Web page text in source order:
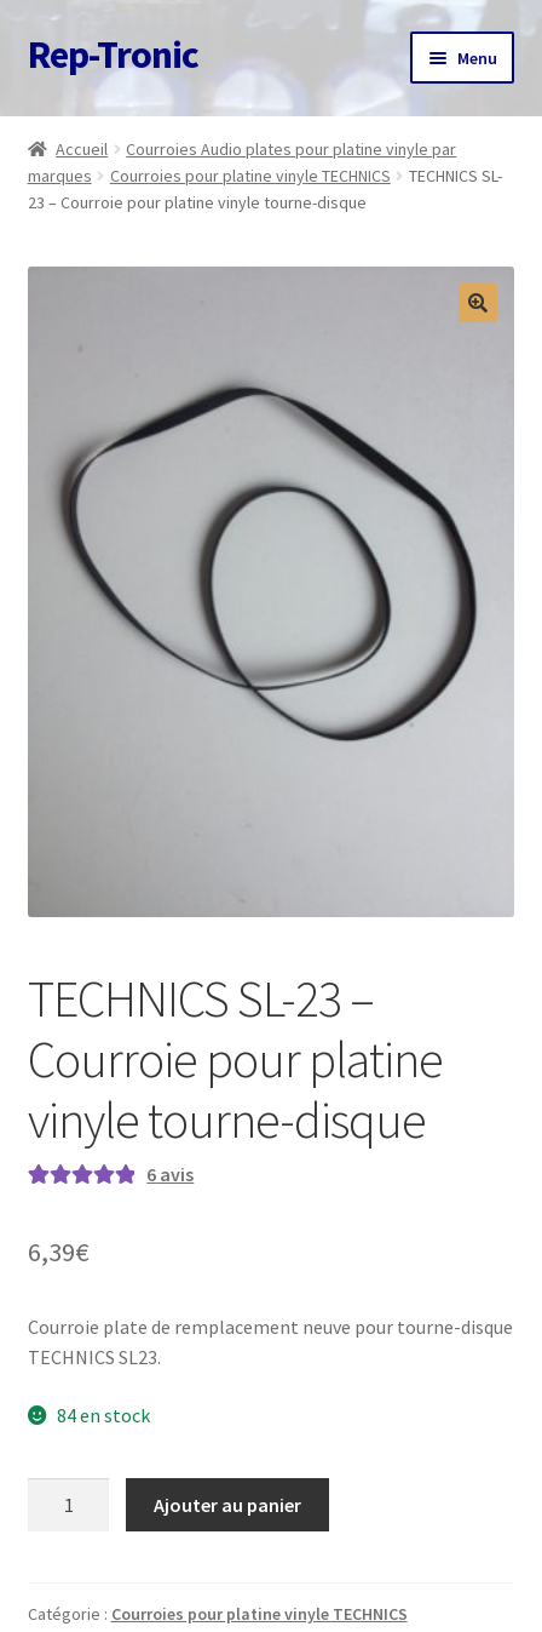
Aller
à
navigation
Aller
au
Rep-Tronic Menu
Accueil
A propos
Contact
Avis client
Mon compte
Accueil
Courroies Audio plates pour platine vinyle par
marques
Courroies pour platine vinyle TECHNICS
TECHNICS SL-
23 – Courroie pour platine vinyle tourne-disque
TECHNICS SL-23 –
Courroie pour platine
vinyle tourne-disque
notations
6 avis
6,39€
Courroie plate de remplacement neuve pour tourne-disque
TECHNICS SL23.
84 en stock
23
Ajouter au panier
Catégorie : Courroies pour platine vinyle TECHNICS